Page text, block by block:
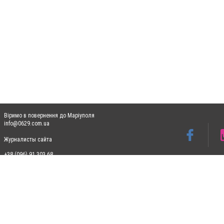
Віримо в повернення до Маріуполя
info@0629.com.ua
Журналисты сайта
+38 (096) 91 303 68